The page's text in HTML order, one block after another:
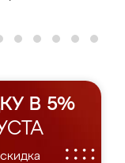
В 5%